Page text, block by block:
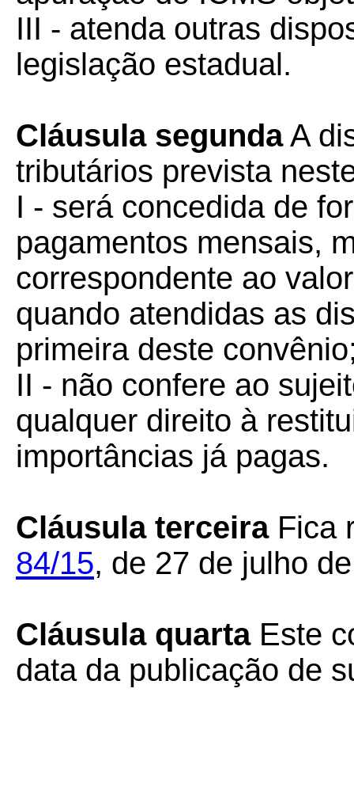
III - atenda outras
legislação estadual.
Cláusula segundaA
tributários prevista
I - será concedida de
pagamentos mensais,
correspondente ao
quando atendidas as
primeira deste
II - não confere ao
qualquer direito à
importâncias já pagas.
Cláusula terceira Fica
84/15, de 27 de julho
Cláusula quarta Este
data da publicação de